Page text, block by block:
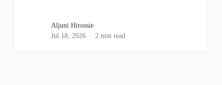
Aljuni Hirossie
Jul 18, 2026
2 min read